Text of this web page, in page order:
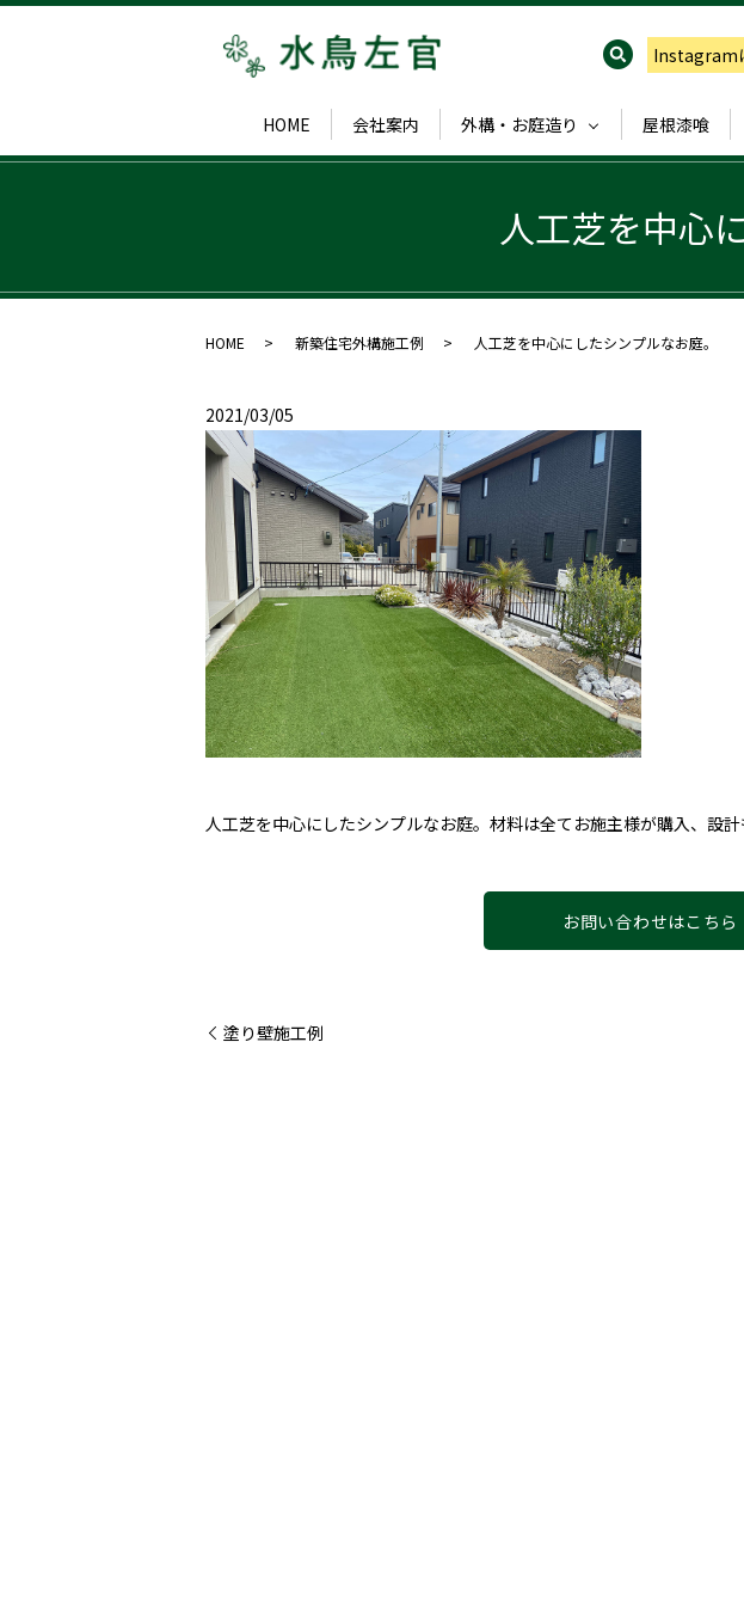
HOME 会社案内 外構・お庭造り 屋根漆喰
Instagram
人工芝を中心
HOME 新築住宅外構施工例 人工芝を中心にしたシンプルなお庭。
2021/03/05
人工芝を中心にしたシンプルなお庭。材料は全てお施主様が購入、設計
お問い合わせはこちら
塗り壁施工例